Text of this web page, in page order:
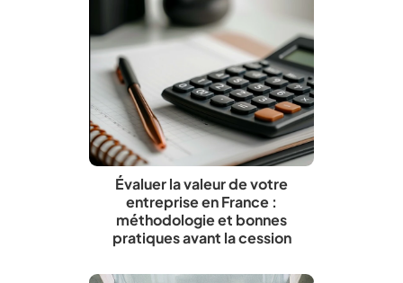
Évaluer la valeur de votre
entreprise en France :
méthodologie et bonnes
pratiques avant la cession